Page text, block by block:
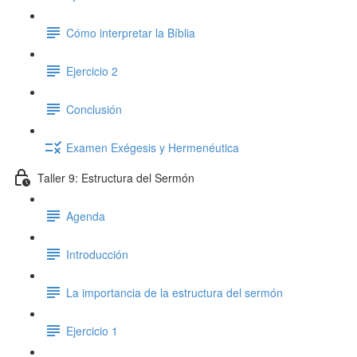
Cómo interpretar la Bíblia
Ejercicio 2
Conclusión
Examen Exégesis y Hermenéutica
Taller 9: Estructura del Sermón
Agenda
Introducción
La importancia de la estructura del sermón
Ejercicio 1